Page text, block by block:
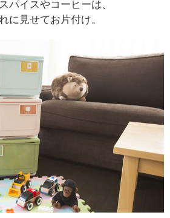
パイスやコーヒーは、
に見せてお片付け。